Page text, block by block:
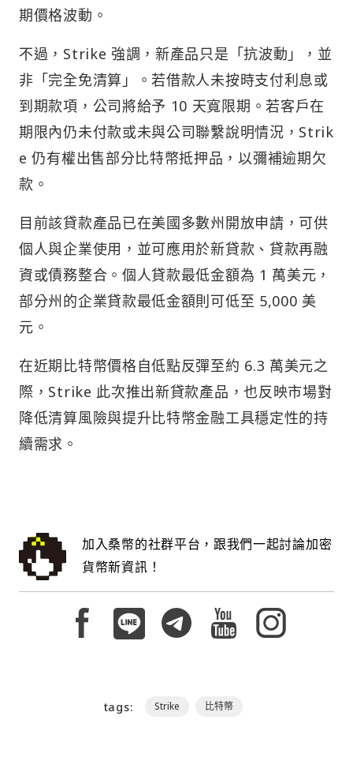
期價格波動。
不過，Strike 強調，新產品只是「抗波動」，並
非「完全免清算」。若借款人未按時支付利息或
到期款項，公司將給予 10 天寬限期。若客戶在
期限內仍未付款或未與公司聯繫說明情況，Strik
e 仍有權出售部分比特幣抵押品，以彌補逾期欠
款。
目前該貸款產品已在美國多數州開放申請，可供
個人與企業使用，並可應用於新貸款、貸款再融
資或債務整合。個人貸款最低金額為 1 萬美元，
部分州的企業貸款最低金額則可低至 5,000 美
元。
在近期比特幣價格自低點反彈至約 6.3 萬美元之
際，Strike 此次推出新貸款產品，也反映市場對
降低清算風險與提升比特幣金融工具穩定性的持
續需求。
加入桑幣的社群平台，跟我們一起討論加密
貨幣新資訊！
tags: Strike 比特幣